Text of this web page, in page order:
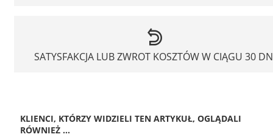
SATYSFAKCJA LUB ZWROT KOSZTÓW W CIĄGU 30
KLIENCI, KTÓRZY WIDZIELI TEN ARTYKUŁ, OGLĄDALI
RÓWNIEŻ ...